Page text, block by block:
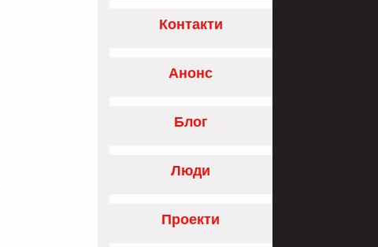
Контакти
Анонс
Блог
Люди
Проекти